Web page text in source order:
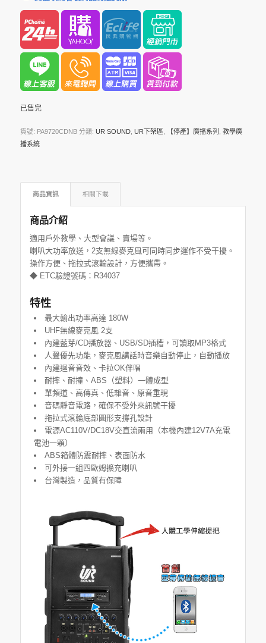
已售完
貨號: PA9720CDNB 分類: UR SOUND, UR下架區 【停產】廣播系列
教學廣
播系統
商品資訊 相關下載
商品介紹
適用戶外教學、大型會議、賣場等。
喇叭大功率放送，2支無線麥克風可同時同步運作不受干擾。
操作方便、拖拉式滾輪設計，方便攜帶。
◆ ETC驗證號碼：R34037
特性
最大輸出功率高達 180W
UHF無線麥克風 2支
內建藍芽/CD播放器、USB/SD插槽，可讀取MP3格式
人聲優先功能，麥克風講話時音樂自動停止，自動播放
內建迴音音效、卡拉OK伴唱
耐摔、耐撞、ABS（塑料）一體成型
單頻道、高傳真、低雜音、原音重現
音碼靜音電路，確保不受外來訊號干擾
拖拉式滾輪底部圓形支撐孔設計
電源AC110V/DC18V交直流兩用（本機內建12V7A充電
電池一顆）
ABS箱體防震耐摔、表面防水
可外接一組四歐姆擴充喇叭
台灣製造，品質有保障